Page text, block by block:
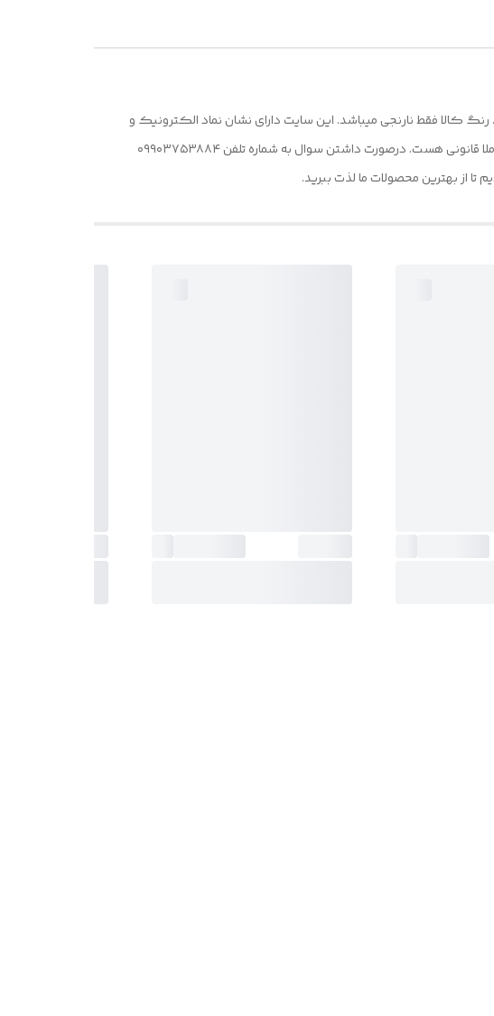
کالا فقط نارنجی میباشد. این سایت دارای نشان نماد الکترونیک و
دامنه اختصاصی دارد و قابل اعتماد هست. درگاه این سایت از درگاه به پرداخت ملت و شاپرک پشتیبانی می‌کند و کاملا قانونی هست. درصورت داشتن سوال به شماره تلفن ۰۹۹۰۳۷۵۳۸۸۴